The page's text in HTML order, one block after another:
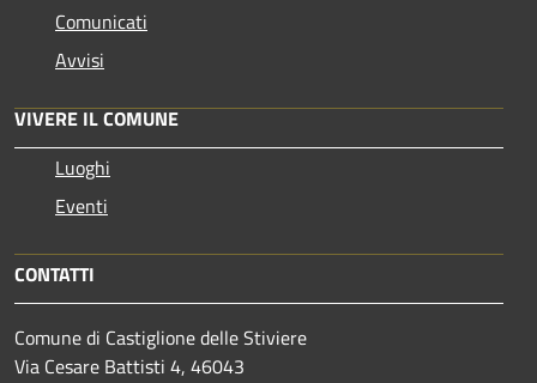
Comunicati
Avvisi
VIVERE IL COMUNE
Luoghi
Eventi
CONTATTI
Comune di Castiglione delle Stiviere
Via Cesare Battisti 4, 46043